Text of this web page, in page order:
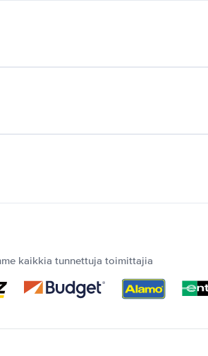
kaikkia tunnettuja toimittajia